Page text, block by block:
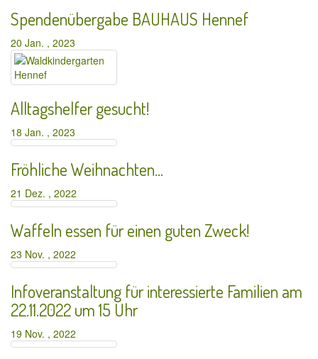
Spendenübergabe BAUHAUS Hennef
20 Jan. , 2023
Alltagshelfer gesucht!
18 Jan. , 2023
Fröhliche Weihnachten…
21 Dez. , 2022
Waffeln essen für einen guten Zweck!
23 Nov. , 2022
Infoveranstaltung für interessierte Familien am
22.11.2022 um 15 Uhr
19 Nov. , 2022